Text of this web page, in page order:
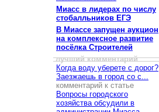
Миасс в лидерах по числу
стобалльников ЕГЭ
В Миассе запущен аукцион
на комплексное развитие
посёлка Строителей
лучший комментарий
Когда воду уберете с дорог?
Заезжаешь в город со с...
комментарий к статье
Вопросы городского
хозяйства обсудили в